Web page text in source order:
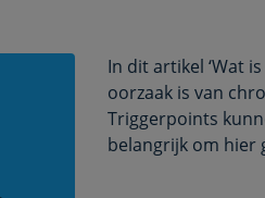
In dit artikel ‘Wat
oorzaak is van
Triggerpoints
belangrijk om hier